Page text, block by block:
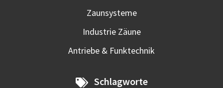
Zaunsysteme
Industrie Zäune
Antriebe & Funktechnik
Schlagworte